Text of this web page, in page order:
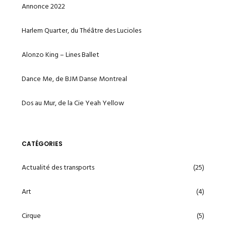
Annonce 2022
Harlem Quarter, du Théâtre des Lucioles
Alonzo King – Lines Ballet
Dance Me, de BJM Danse Montreal
Dos au Mur, de la Cie Yeah Yellow
CATÉGORIES
Actualité des transports (25)
Art (4)
Cirque (5)